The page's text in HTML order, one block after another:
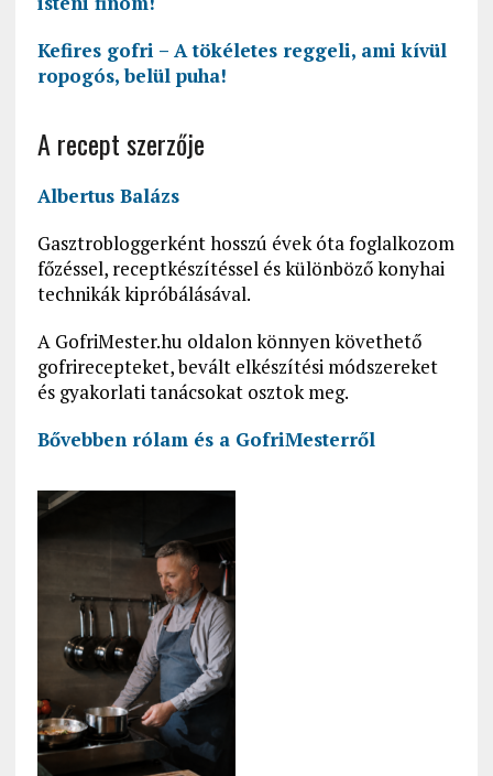
Kefires gofri – A tökéletes reggeli, ami kívül
ropogós, belül puha!
A recept szerzője
Albertus Balázs
Gasztrobloggerként hosszú évek óta foglalkozom
főzéssel, receptkészítéssel és különböző konyhai
technikák kipróbálásával.
A GofriMester.hu oldalon könnyen követhető
gofrirecepteket, bevált elkészítési módszereket
és gyakorlati tanácsokat osztok meg.
Bővebben rólam és a GofriMesterről